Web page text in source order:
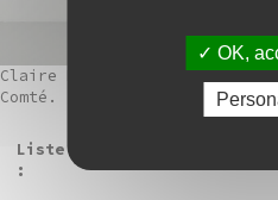
Claire Hannicq, Lové, 2019.
Comté.
Liste des membres du
:
OK,